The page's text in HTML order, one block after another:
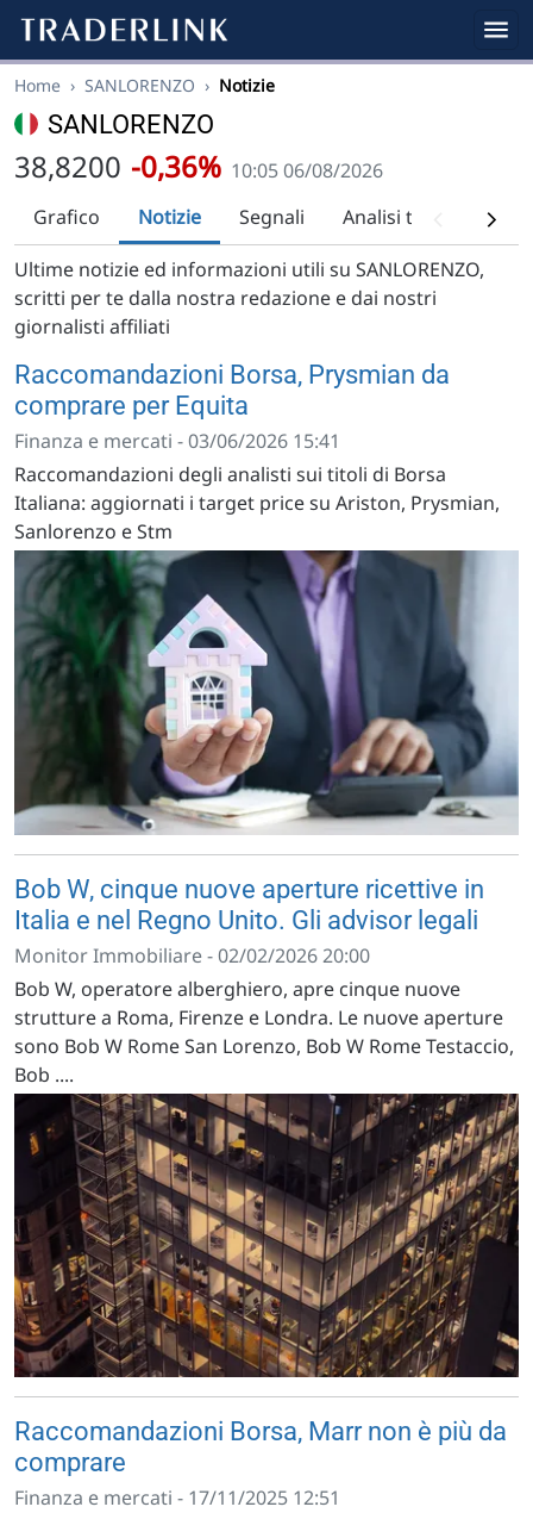
Home › SANLORENZO › Notizie
SANLORENZO
38,8200 -0,36% 10:05 06/08/2026
Grafico
Notizie Segnali Analisi tecnica
Ultime notizie ed informazioni utili su SANLORENZO,
scritti per te dalla nostra redazione e dai nostri
giornalisti affiliati
Raccomandazioni Borsa, Prysmian da
comprare per Equita
Finanza e mercati - 03/06/2026 15:41
Raccomandazioni degli analisti sui titoli di Borsa
Italiana: aggiornati i target price su Ariston, Prysmian,
Sanlorenzo e Stm
Bob W, cinque nuove aperture ricettive in
Italia e nel Regno Unito. Gli advisor legali
Monitor Immobiliare - 02/02/2026 20:00
Bob W, operatore alberghiero, apre cinque nuove
strutture a Roma, Firenze e Londra. Le nuove aperture
sono Bob W Rome San Lorenzo, Bob W Rome Testaccio,
Bob ....
Raccomandazioni Borsa, Marr non è più da
comprare
Finanza e mercati - 17/11/2025 12:51